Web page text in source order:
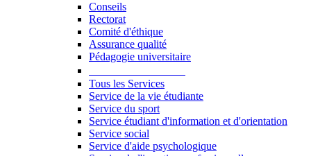
Conseils
Rectorat
Comité d'éthique
Assurance qualité
Pédagogie universitaire
Tous les Services
Service de la vie étudiante
Service du sport
Service étudiant d'information et d'orientation
Service social
Service d'aide psychologique